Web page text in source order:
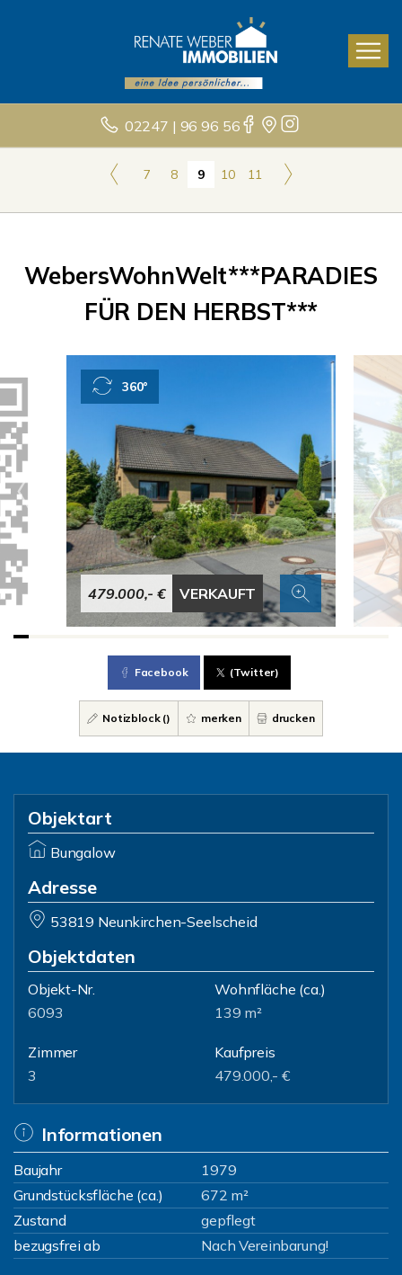
02247 | 96 96 56
7 8 9 10 11
WebersWohnWelt***PARADIES
FÜR DEN HERBST***
479.000,- € VERKAUFT
360°
Facebook (Twitter)
Notizblock () merken drucken
Objektart
Bungalow
Adresse
53819 Neunkirchen-Seelscheid
Objektdaten
Objekt-Nr.
6093
Wohnfläche (ca.)
139 m²
Zimmer
3
Kaufpreis
479.000,- €
Informationen
Baujahr
1979
Grundstücksfläche (ca.)
672 m²
Zustand
gepflegt
bezugsfrei ab
Nach Vereinbarung!